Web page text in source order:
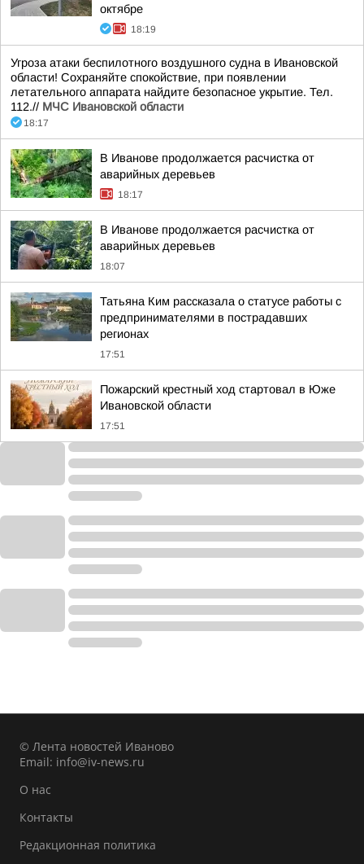
октябре
18:19
Угроза атаки беспилотного воздушного судна в Ивановской
области! Сохраняйте спокойствие, при появлении
летательного аппарата найдите безопасное укрытие. Тел.
112.// МЧС Ивановской области
18:17
В Иванове продолжается расчистка от
аварийных деревьев
18:17
В Иванове продолжается расчистка от
аварийных деревьев
18:07
Татьяна Ким рассказала о статусе работы с
предпринимателями в пострадавших
регионах
17:51
Пожарский крестный ход стартовал в Юже
Ивановской области
17:51
© Лента новостей Иваново
Email: info@iv-news.ru
О нас
Контакты
Редакционная политика